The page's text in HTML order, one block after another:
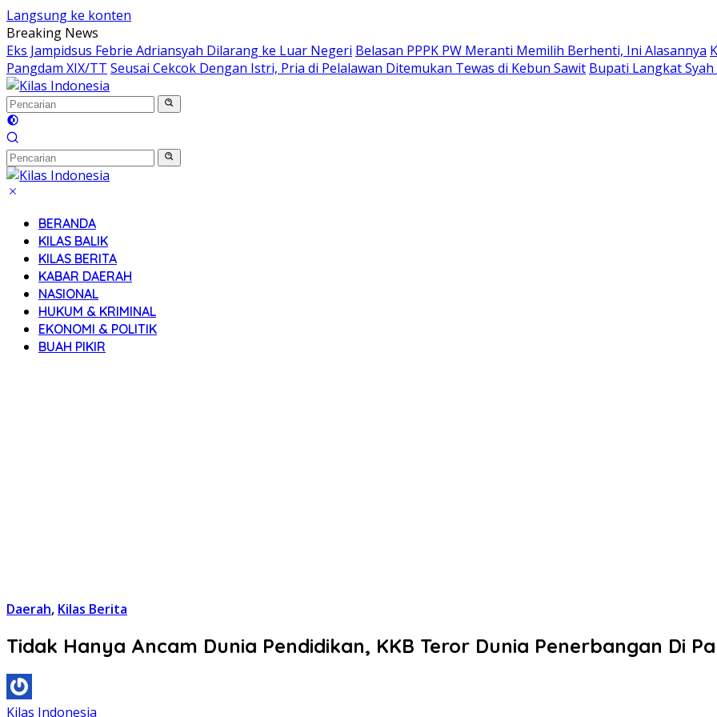
Langsung ke konten
Breaking News
Eks Jampidsus Febrie Adriansyah Dilarang ke Luar Negeri Belasan PPPK PW Meranti Memilih Berhenti, Ini Alasannya
Pangdam XIX/TT Seusai Cekcok Dengan Istri, Pria di Pelalawan Ditemukan Tewas di Kebun Sawit Bupati Langkat
BERANDA
KILAS BALIK
KILAS BERITA
KABAR DAERAH
NASIONAL
HUKUM & KRIMINAL
EKONOMI & POLITIK
BUAH PIKIR
Daerah, Kilas Berita
Tidak Hanya Ancam Dunia Pendidikan, KKB Teror Dunia Penerbangan Di
Kilas Indonesia